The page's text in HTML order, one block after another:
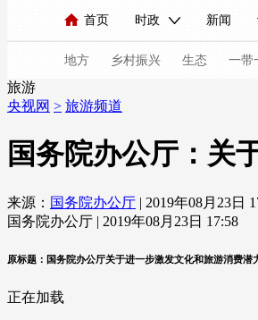
首页 时政 新闻
人民领袖习近平 联播+ 中国
直播 栏目大全 节目
海外频道 iPanda English
地方 乡村振兴 生态 一带
新闻 国内 国际
旅游
央视网 > 旅游频道
国务院办公厅：关
来源： 国务院办公厅 | 2019年08月23日
国务院办公厅 | 2019年08月23日 17:58
原标题：国务院办公厅关于进一步激发文化和旅游消费潜
正在加载